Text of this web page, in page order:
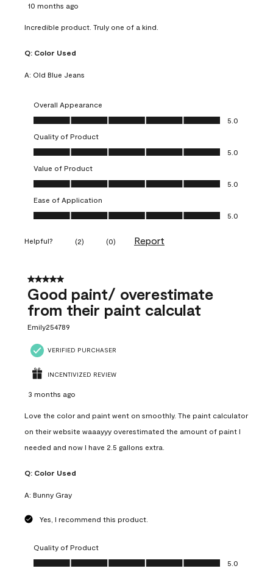
10 months ago
Incredible product. Truly one of a kind.
Q: Color Used
A: Old Blue Jeans
Overall Appearance
Overall Appearance, 5.0 out of 5
5.0
Quality of Product
Quality of Product, 5.0 out of 5
5.0
Value of Product
Value of Product, 5.0 out of 5
5.0
Ease of Application
Ease of Application, 5.0 out of 5
5.0
Helpful? (2) (0) Report
5 out of 5 stars.
Good paint/ overestimate
from their paint calculat
Emily254789
VERIFIED PURCHASER
INCENTIVIZED REVIEW
3 months ago
Love the color and paint went on smoothly. The paint calculator
on their website waaayyy overestimated the amount of paint I
needed and now I have 2.5 gallons extra.
Q: Color Used
A: Bunny Gray
Yes, I recommend this product.
Quality of Product
Quality of Product, 5.0 out of 5
5.0